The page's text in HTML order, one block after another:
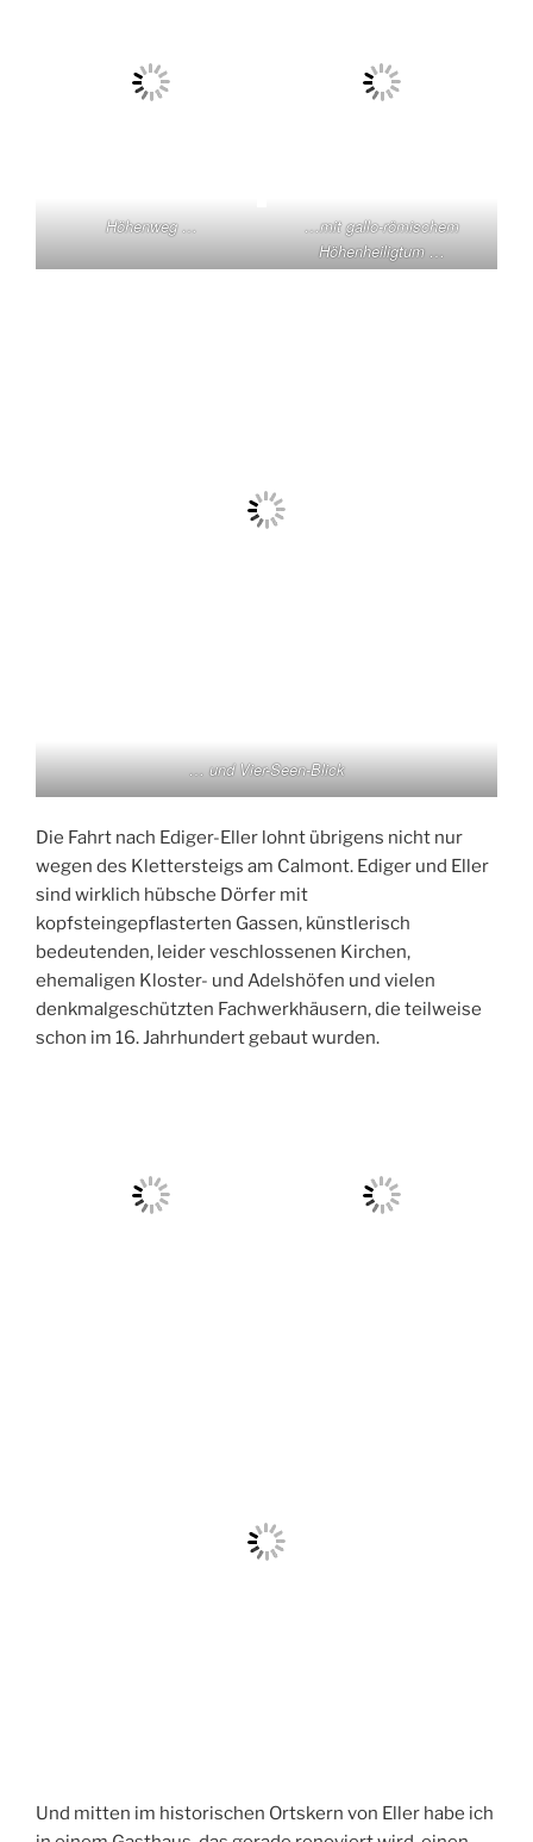
Höhenweg …
…mit gallo-römischem
Höhenheiligtum …
… und Vier-Seen-Blick
Die Fahrt nach Ediger-Eller lohnt übrigens nicht nur
wegen des Klettersteigs am Calmont. Ediger und Eller
sind wirklich hübsche Dörfer mit
kopfsteingepflasterten Gassen, künstlerisch
bedeutenden, leider veschlossenen Kirchen,
ehemaligen Kloster- und Adelshöfen und vielen
denkmalgeschützten Fachwerkhäusern, die teilweise
schon im 16. Jahrhundert gebaut wurden.
Und mitten im historischen Ortskern von Eller habe ich